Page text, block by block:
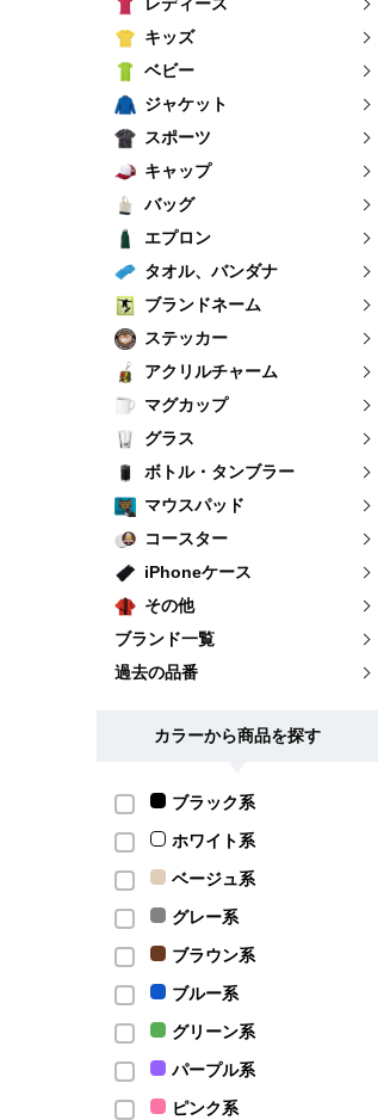
キッズ
ベビー
ジャケット
スポーツ
キャップ
バッグ
エプロン
タオル、バンダナ
ブランドネーム
ステッカー
アクリルチャーム
マグカップ
グラス
ボトル・タンブラー
マウスパッド
コースター
iPhoneケース
その他
ブランド一覧
過去の品番
カラーから商品を探す
ブラック系
ホワイト系
ベージュ系
グレー系
ブラウン系
ブルー系
グリーン系
パープル系
ピンク系